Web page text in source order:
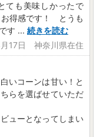
ても美味しかったで
お得感です！ とうも
す ... 続きを読む
17日 神奈川県在住
いコーンは甘い！と
らを選ばせていただ
ューとなってしまい